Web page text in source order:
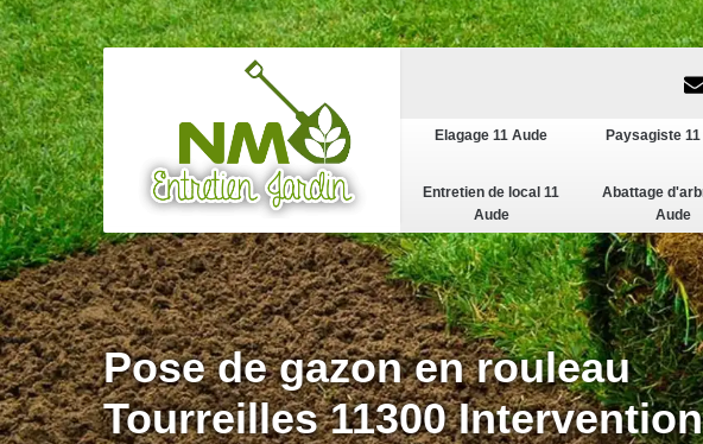
Elagage 11 Aude Paysagiste
Entretien de local 11
Aude
Abattage
Aude
Pose de gazon en rouleau
Tourreilles 11300 Intervention